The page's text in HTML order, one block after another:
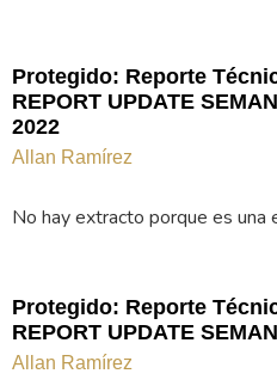
Protegido: Reporte
REPORT UPDATE
2022
Allan Ramírez
No hay extracto porque es una
Protegido: Reporte
REPORT UPDATE
Allan Ramírez